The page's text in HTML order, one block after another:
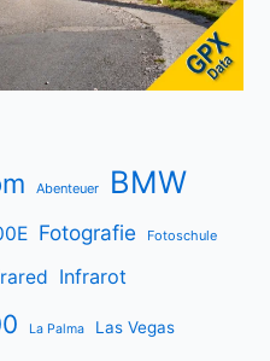
Abenteuer BMW
Fotografie Fotoschule
Infrarot
La Palma Las Vegas